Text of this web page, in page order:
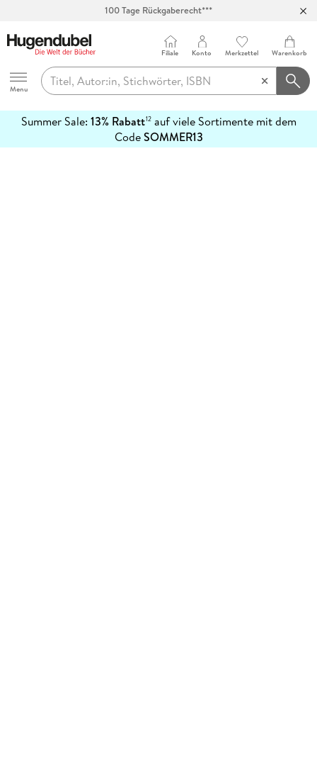
100 Tage Rückgaberecht***
Hugendubel
Menu
Filiale Konto Merkzettel Warenkorb
Summer Sale: 13% Rabatt12auf viele Sortimente mit dem
CodeSOMMER13
erfahren